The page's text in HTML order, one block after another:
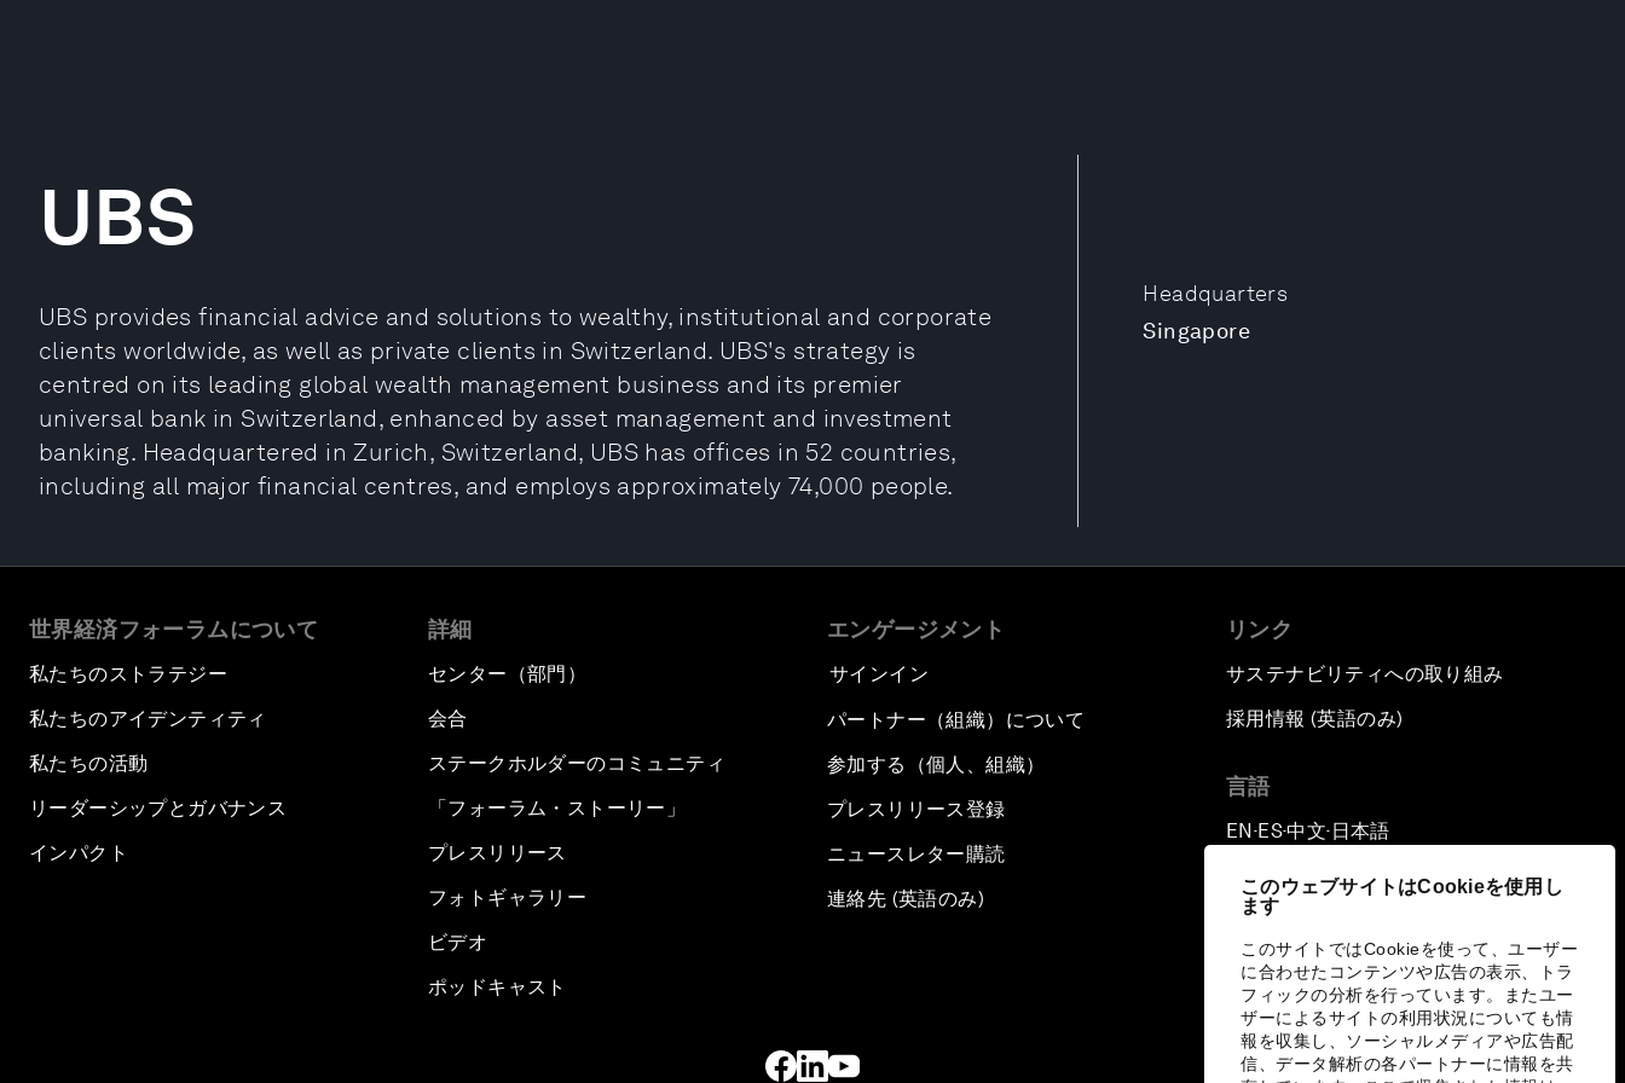
このウェブサイトはCookieを使用し
ます
このサイトではCookieを使って、ユーザー
に合わせたコンテンツや広告の表示、トラ
フィックの分析を行っています。またユー
ザーによるサイトの利用状況についても情
報を収集し、ソーシャルメディアや広告配
信、データ解析の各パートナーに情報を共
Headquarters
Singapore
UBS
UBS provides financial advice and solutions to wealthy, institutional and corporate
clients worldwide, as well as private clients in Switzerland. UBS's strategy is
centred on its leading global wealth management business and its premier
universal bank in Switzerland, enhanced by asset management and investment
banking. Headquartered in Zurich, Switzerland, UBS has offices in 52 countries,
including all major financial centres, and employs approximately 74,000 people.
世界経済フォーラムについて
私たちのストラテジー
私たちのアイデンティティ
私たちの活動
リーダーシップとガバナンス
インパクト
詳細
センター（部門）
会合
ステークホルダーのコミュニティ
「フォーラム・ストーリー」
プレスリリース
フォトギャラリー
ビデオ
ポッドキャスト
エンゲージメント
サインイン
パートナー（組織）について
参加する（個人、組織）
プレスリリース登録
ニュースレター購読
連絡先 (英語のみ)
リンク
サステナビリティへの取り組み
採用情報 (英語のみ)
言語
EN ▪ES▪中文▪ 日本語